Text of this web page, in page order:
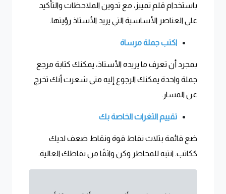
باستخدام قلم تمييز، مع تدوين الملاحظات والتأكيد
على العناصر الأساسية التي يريد الأستاذ رؤيتها.
اكتب جملة مرساة
بمجرد أن تعرف ما يريده الأستاذ، يمكنك كتابة مرجع
جملة واحدة يمكنك الرجوع إليه متى شعرت أنك تخرج
عن المسار.
تقييم الثغرات الخاصة بك
ضع قائمة بثلاث نقاط قوة ونقاط ضعف لديك
ككاتب. انتبه للمخاطر وكن واثقًا من نقاطك العالية.